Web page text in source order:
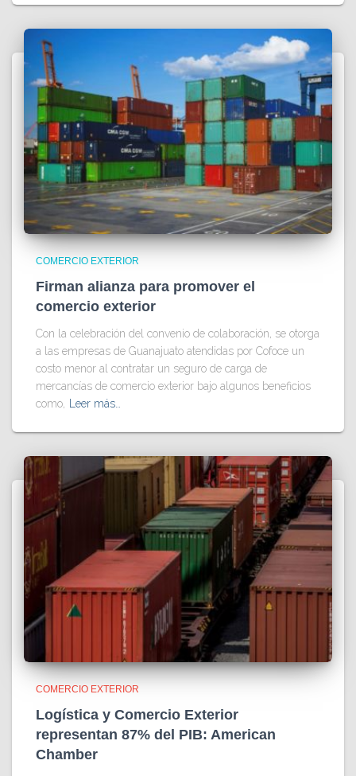
COMERCIO EXTERIOR
Firman alianza para promover el
comercio exterior
Con la celebración del convenio de colaboración, se otorga
a las empresas de Guanajuato atendidas por Cofoce un
costo menor al contratar un seguro de carga de
mercancías de comercio exterior bajo algunos beneficios
como, Leer más…
COMERCIO EXTERIOR
Logística y Comercio Exterior
representan 87% del PIB: American
Chamber